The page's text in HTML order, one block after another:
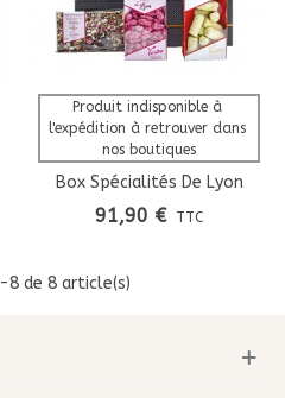
Produit indisponible à
l'expédition à retrouver dans
nos boutiques
Box Spécialités De Lyon
91,90 € TTC
-8 de 8 article(s)